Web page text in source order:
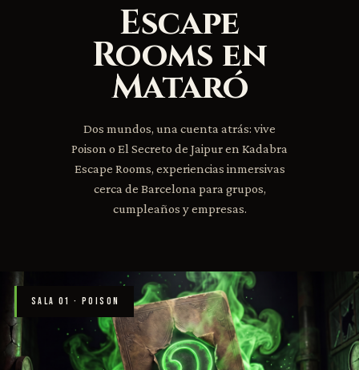
Escape
Rooms en
Mataró
Dos mundos, una cuenta atrás: vive
Poison o El Secreto de Jaipur en Kadabra
Escape Rooms, experiencias inmersivas
cerca de Barcelona para grupos,
cumpleaños y empresas.
SALA 01 · POISON